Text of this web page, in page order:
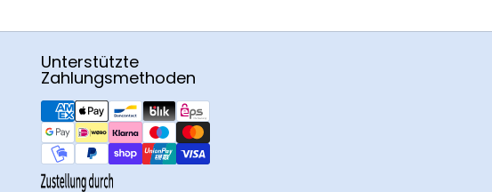
Unterstützte
Zahlungsmethoden